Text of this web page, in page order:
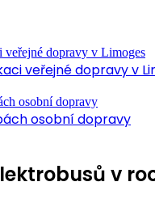
veřejné dopravy v
osobní dopravy
v